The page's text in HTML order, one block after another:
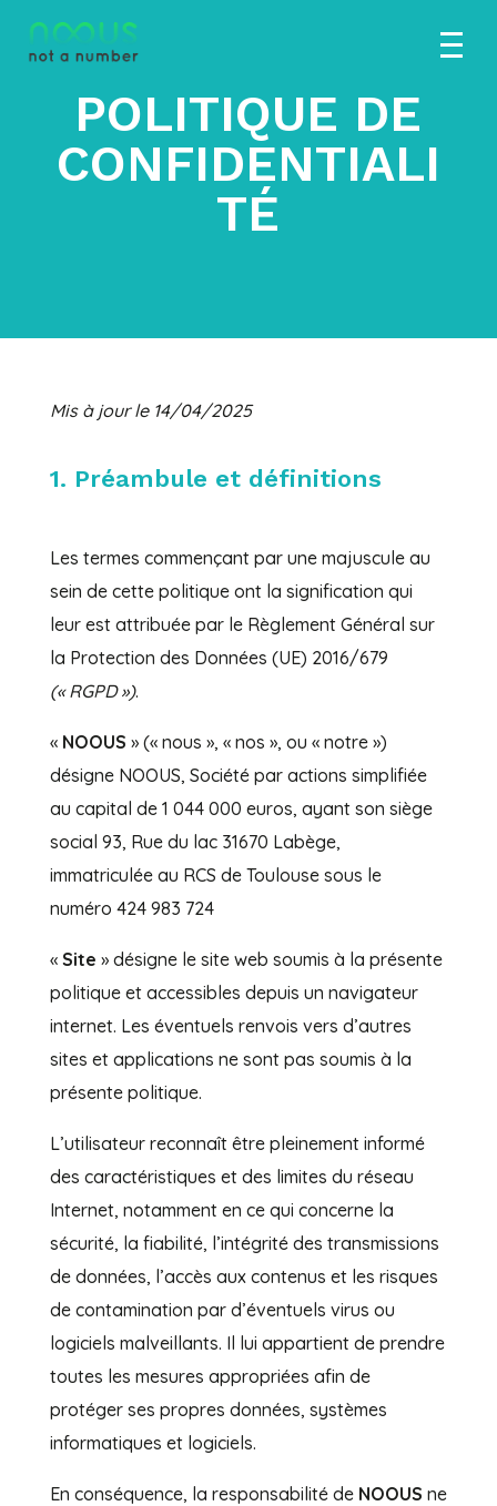
POLITIQUE DE
CONFIDENTIALI
TÉ
Mis à jour le 14/04/2025
1. Préambule et définitions
Les termes commençant par une majuscule au
sein de cette politique ont la signification qui
leur est attribuée par le Règlement Général sur
la Protection des Données (UE) 2016/679
(« RGPD »).
« NOOUS » (« nous », « nos », ou « notre »)
désigne NOOUS, Société par actions simplifiée
au capital de 1 044 000 euros, ayant son siège
social 93, Rue du lac 31670 Labège,
immatriculée au RCS de Toulouse sous le
numéro 424 983 724
« Site » désigne le site web soumis à la présente
politique et accessibles depuis un navigateur
internet. Les éventuels renvois vers d’autres
sites et applications ne sont pas soumis à la
présente politique.
L’utilisateur reconnaît être pleinement informé
des caractéristiques et des limites du réseau
Internet, notamment en ce qui concerne la
sécurité, la fiabilité, l’intégrité des transmissions
de données, l’accès aux contenus et les risques
de contamination par d’éventuels virus ou
logiciels malveillants. Il lui appartient de prendre
toutes les mesures appropriées afin de
protéger ses propres données, systèmes
informatiques et logiciels.
En conséquence, la responsabilité de NOOUS ne